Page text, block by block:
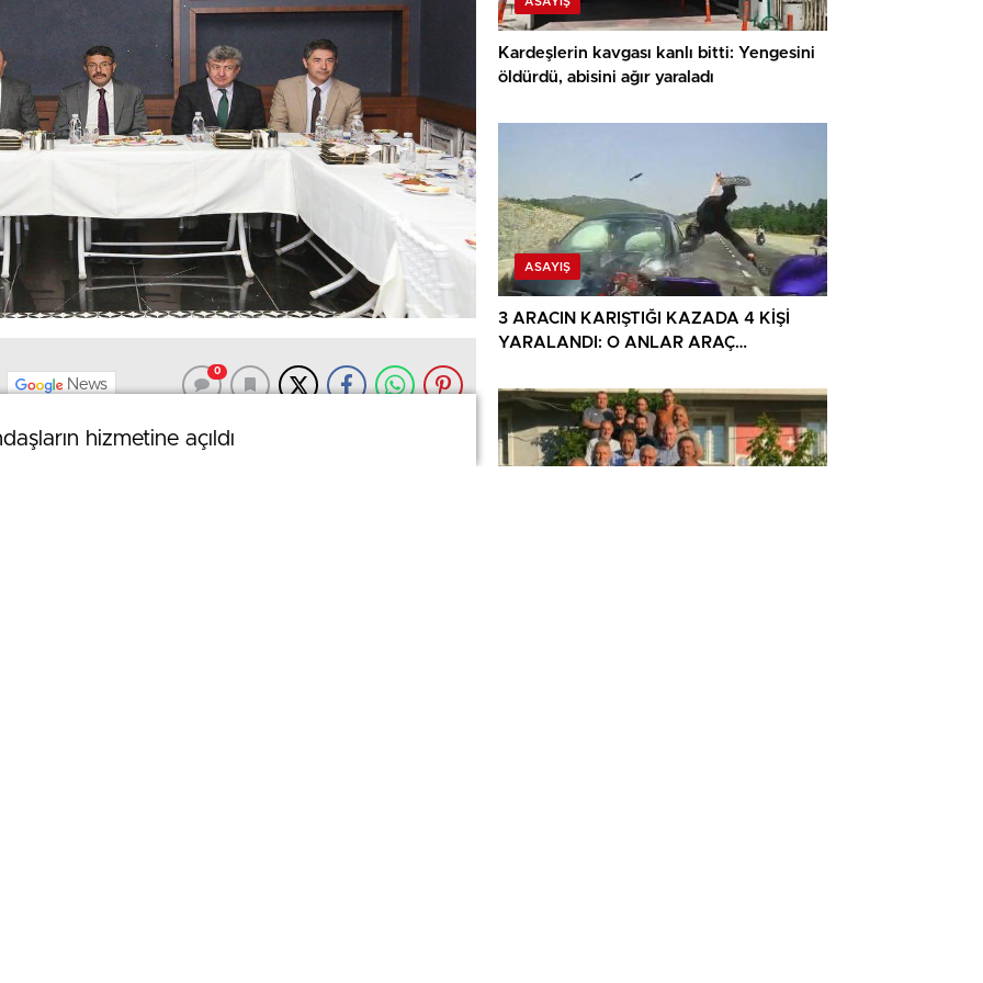
hizmetine açıldı
News
0
hizmetine açıldı
Kardeşlerin kavgası kanlı bitti: Yengesini
öldürdü, abisini ağır yaraladı
ASAYIŞ
3 ARACIN KARIŞTIĞI KAZADA 4 KİŞİ
YARALANDI: O ANLAR ARAÇ